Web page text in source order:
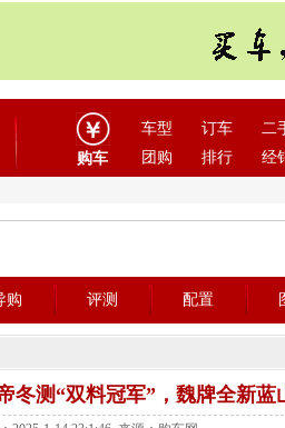
购车
车型 订车 二
团购
排行 经
购 评测 配置
冬测“双料冠军”，魏牌全新蓝